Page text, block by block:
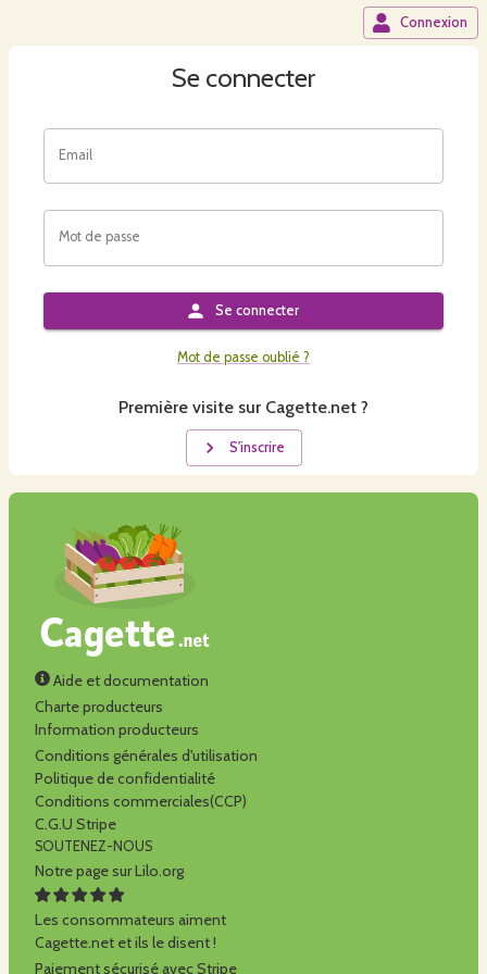
Connexion
Se connecter
Email
Mot de passe
Se connecter
Mot de passe oublié ?
Première visite sur Cagette.net ?
S'inscrire
Aide et documentation
Charte producteurs
Information producteurs
Conditions générales d'utilisation
Politique de confidentialité
Conditions commerciales(CCP)
C.G.U Stripe
SOUTENEZ-NOUS
Notre page sur Lilo.org
Les consommateurs aiment
Cagette.net et ils le disent !
Paiement sécurisé avec Stripe